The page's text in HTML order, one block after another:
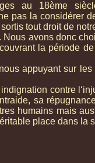
au 18ème
pas la considérer
tout droit de
Nous avons donc
la période
appuyant sur
contre
sa
humains mais
place dans la